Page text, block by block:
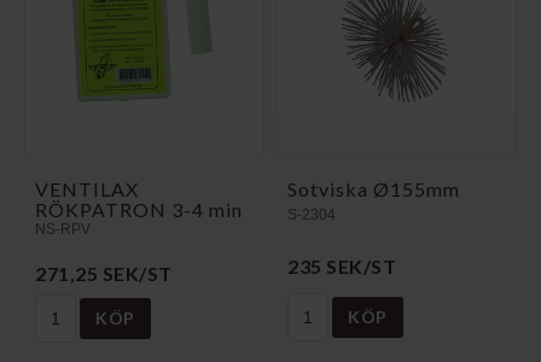
VENTILAX
RÖKPATRON 3-4 min
NS-RPV
271,25 SEK/ST
KÖP
Sotviska Ø155mm
S-2304
235 SEK/ST
KÖP